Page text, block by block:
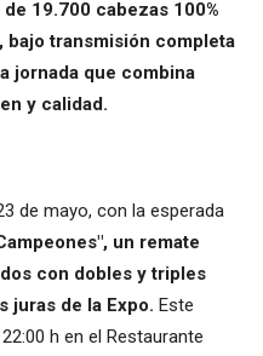
19.700 cabezas 100%
bajo transmisión completa
jornada que combina
y calidad.
de mayo, con la esperada
un remate
con dobles y triples
juras de la Expo. Este
h en el Restaurante